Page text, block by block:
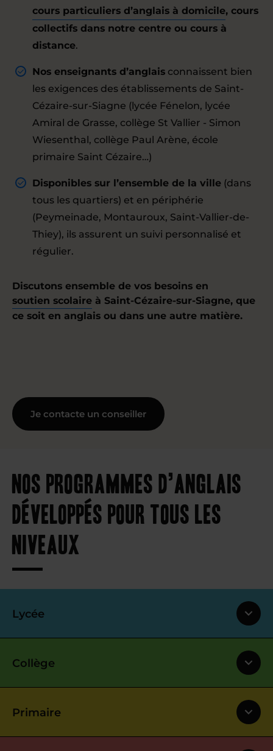
cours particuliers d’anglais à domicile, cours
collectifs dans notre centre ou cours à
distance.
Nos enseignants d’anglais connaissent bien
les exigences des établissements de Saint-
Cézaire-sur-Siagne (lycée Fénelon, lycée
Amiral de Grasse, collège St Vallier - Simon
Wiesenthal, collège Paul Arène, école
primaire Saint Cézaire…)
Disponibles sur l’ensemble de la ville (dans
tous les quartiers) et en périphérie
(Peymeinade, Montauroux, Saint-Vallier-de-
Thiey), ils assurent un suivi personnalisé et
régulier.
Discutons ensemble de vos besoins en
soutien scolaire à Saint-Cézaire-sur-Siagne, que
ce soit en anglais ou dans une autre matière.
Je contacte un conseiller
Nos programmes d’anglais
développés pour tous les
niveaux
Lycée
Collège
Primaire